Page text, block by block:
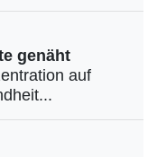
genäht
auf